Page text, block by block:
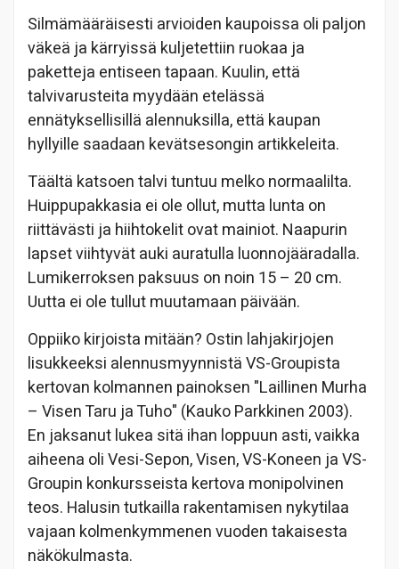
Silmämääräisesti arvioiden kaupoissa oli paljon
väkeä ja kärryissä kuljetettiin ruokaa ja
paketteja entiseen tapaan. Kuulin, että
talvivarusteita myydään etelässä
ennätyksellisillä alennuksilla, että kaupan
hyllyille saadaan kevätsesongin artikkeleita.
Täältä katsoen talvi tuntuu melko normaalilta.
Huippupakkasia ei ole ollut, mutta lunta on
riittävästi ja hiihtokelit ovat mainiot. Naapurin
lapset viihtyvät auki auratulla luonnojääradalla.
Lumikerroksen paksuus on noin 15 – 20 cm.
Uutta ei ole tullut muutamaan päivään.
Oppiiko kirjoista mitään? Ostin lahjakirjojen
lisukkeeksi alennusmyynnistä VS-Groupista
kertovan kolmannen painoksen "Laillinen Murha
– Visen Taru ja Tuho" (Kauko Parkkinen 2003).
En jaksanut lukea sitä ihan loppuun asti, vaikka
aiheena oli Vesi-Sepon, Visen, VS-Koneen ja VS-
Groupin konkursseista kertova monipolvinen
teos. Halusin tutkailla rakentamisen nykytilaa
vajaan kolmenkymmenen vuoden takaisesta
näkökulmasta.